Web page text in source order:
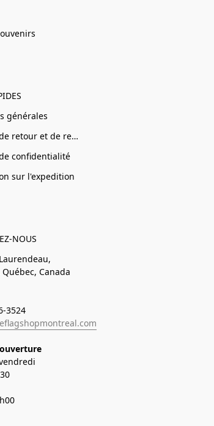
générales
Politique de retour et de remboursement
confidentialité
sur l'expedition
NOUS
Canada
3524